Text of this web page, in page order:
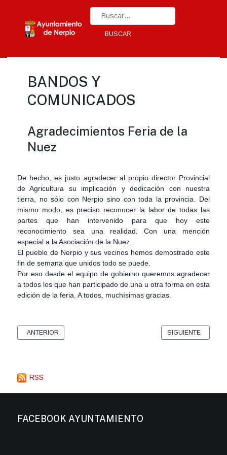
Type 2 or more characters for results.
BUSCAR
BANDOS Y
COMUNICADOS
Agradecimientos Feria de la
Nuez
De hecho, es justo agradecer al propio director Provincial
de Agricultura su implicación y dedicación con nuestra
tierra, no sólo con Nerpio sino con toda la provincia. Del
mismo modo, es preciso reconocer la labor de todas las
partes que han intervenido para que hoy este
reconocimiento sea una realidad. Con una mención
especial a la Asociación de la Nuez.
El pueblo de Nerpio y sus vecinos hemos demostrado este
fin de semana que unidos todo se puede.
Por eso desde el equipo de gobierno queremos agradecer
a todos los que han participado de una u otra forma en esta
edición de la feria. A todos, muchísimas gracias.
ARTÍCULO ANTERIOR: PROHIBIDO DEPOSITAR BASURAS DE 7:00 H.
ANTERIOR ARTÍCULO
SIGUIENTE
RSS
FACEBOOK AYUNTAMIENTO